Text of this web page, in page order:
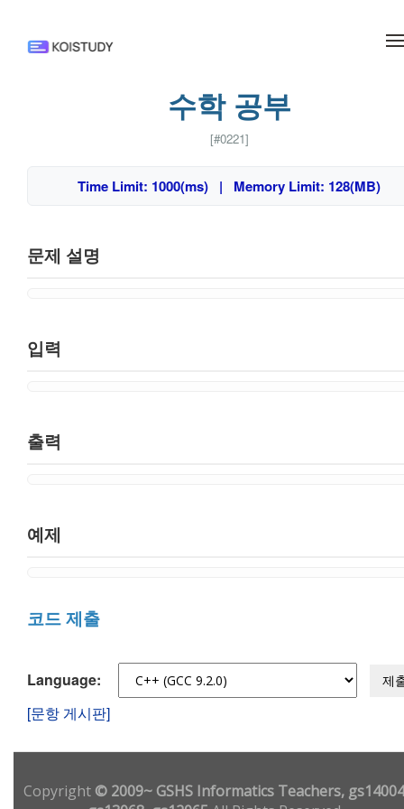
수학 공부
[#0221]
Time Limit: 1000(ms) | Memory Limit: 128(MB)
문제 설명
입력
출력
예제
코드 제출
Language: 제
[문항 게시판]
Copyright© 2009~ GSHS Informatics Teachers,